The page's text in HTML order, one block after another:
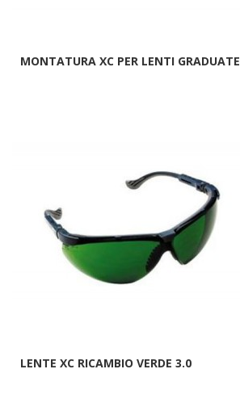
MONTATURA XC PER LENTI GRADUATE
LENTE XC RICAMBIO VERDE 3.0